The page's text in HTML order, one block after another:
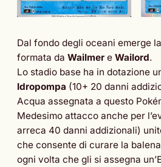
Dal fondo degli oceani emerge
formata da Wailmer e Wailord.
Lo stadio base ha in dotazione
Idropompa (10+ 20 danni
Acqua assegnata a questo
Medesimo attacco anche per
arreca 40 danni addizionali)
che consente di curare la
ogni volta che gli si assegna